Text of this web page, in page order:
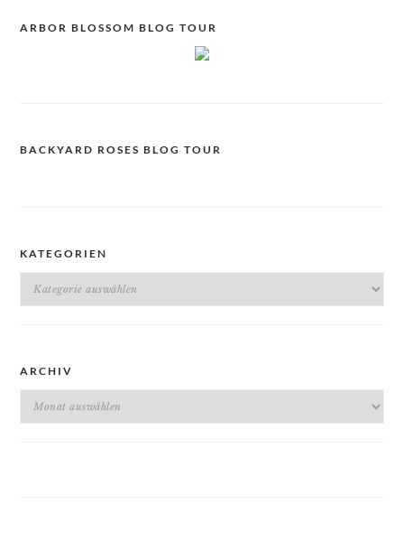
ARBOR BLOSSOM BLOG TOUR
BACKYARD ROSES BLOG TOUR
KATEGORIEN
Kategorien
ARCHIV
Archiv